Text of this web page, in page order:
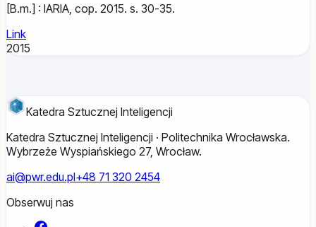
[B.m.] : IARIA, cop. 2015. s. 30-35.
Link
2015
Katedra Sztucznej Inteligencji
Katedra Sztucznej Inteligencji · Politechnika Wrocławska.
Wybrzeże Wyspiańskiego 27, Wrocław.
ai@pwr.edu.pl+48 71 320 2454
Obserwuj nas